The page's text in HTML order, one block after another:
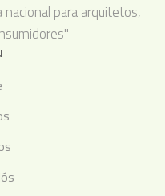
para arquitetos,